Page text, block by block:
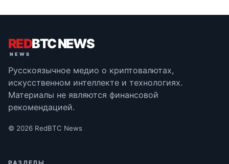
REDBTC NEWS
Русскоязычное медио о криптовалютах,
искусственном интеллекте и технологиях.
Материалы не являются финансовой
рекомендацией.
© 2026 RedBTC News